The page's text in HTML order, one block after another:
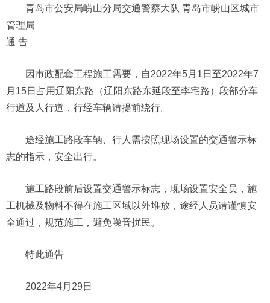
青岛市公安局崂山分局交通警察大队 青岛市崂山区城市
管理局
通 告
因市政配套工程施工需要，自2022年5月1日至2022年7
月15日占用辽阳东路（辽阳东路东延段至李宅路）段部分车
行道及人行道，行经车辆请提前绕行。
途经施工路段车辆、行人需按照现场设置的交通警示标
志的指示，安全出行。
施工路段前后设置交通警示标志，现场设置安全员，施
工机械及物料不得在施工区域以外堆放，途经人员请谨慎安
全通过，规范施工，避免噪音扰民。
特此通告
2022年4月29日